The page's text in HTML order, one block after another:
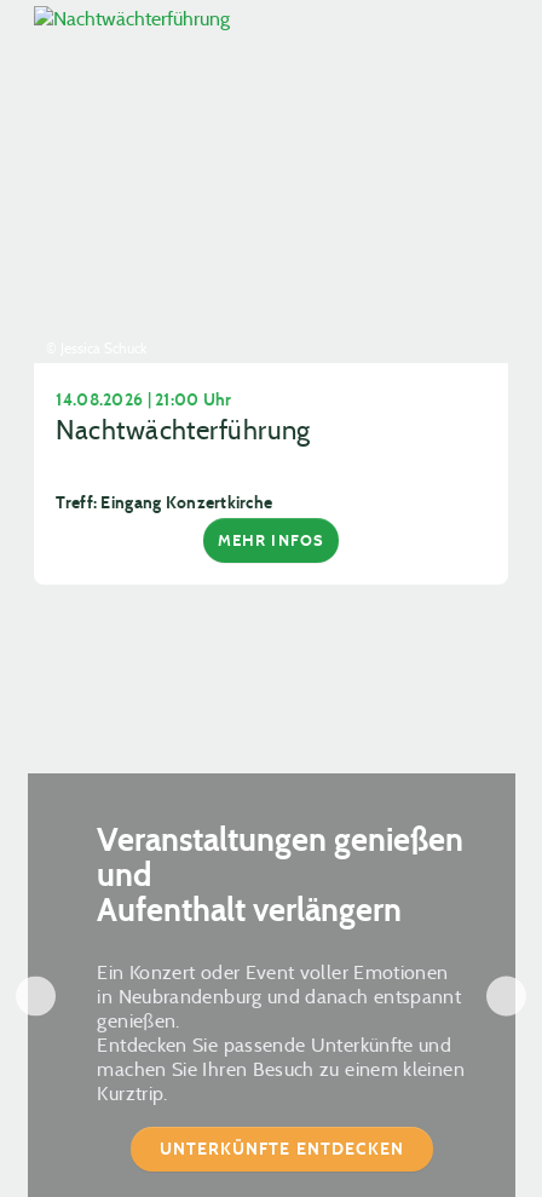
14.08.2026 | 21:00 Uhr
Nachtwächterführung
Treff: Eingang Konzertkirche
MEHR INFOS
Veranstaltungen genießen
und
Aufenthalt verlängern
Ein Konzert oder Event voller Emotionen
in Neubrandenburg und danach entspannt
genießen.
Entdecken Sie passende Unterkünfte und
machen Sie Ihren Besuch zu einem kleinen
Kurztrip.
UNTERKÜNFTE ENTDECKEN